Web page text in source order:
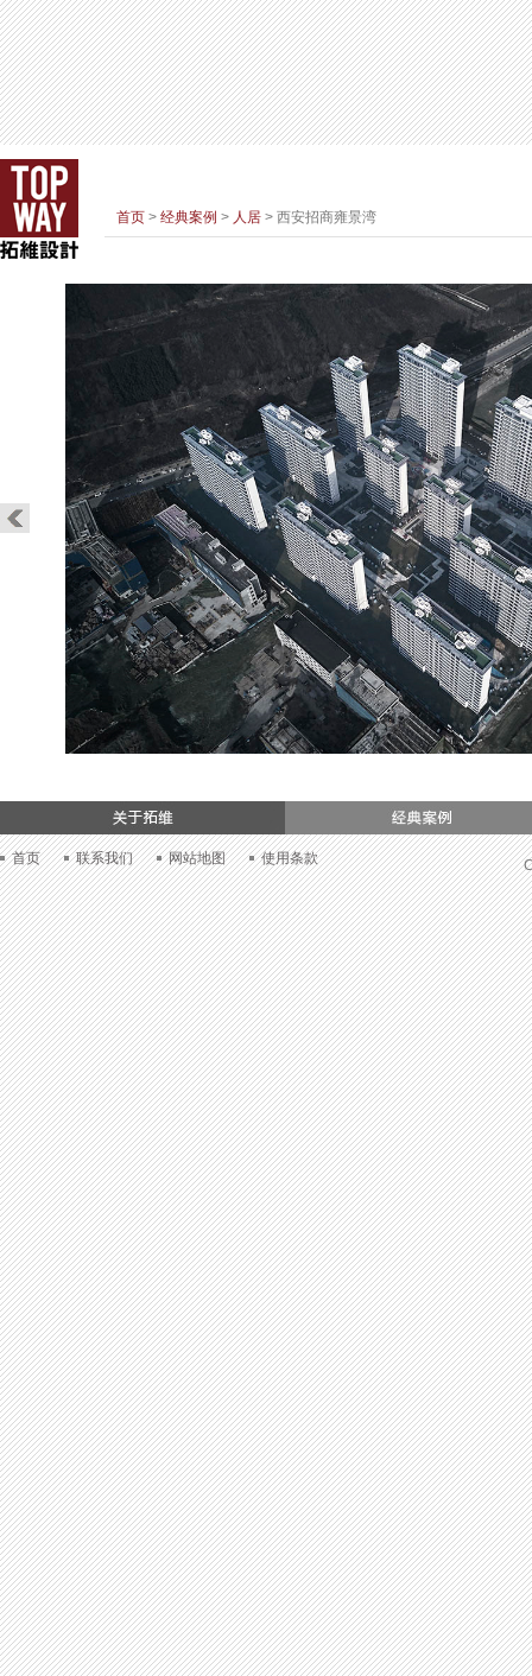
首页 > 经典案例 > 人居 > 西安招商雍景湾
首页 联系我们 网站地图 使用条款